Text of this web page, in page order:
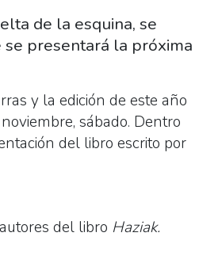
de la esquina, se
presentará la próxima
y la edición de este año
sábado. Dentro
del libro escrito por
del libro Haziak.